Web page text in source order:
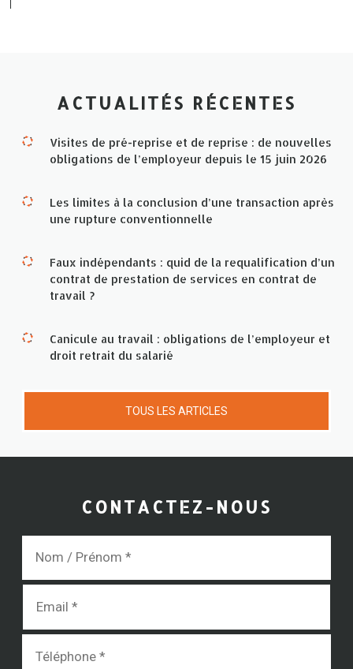
ACTUALITÉS RÉCENTES
Visites de pré-reprise et de reprise : de nouvelles
obligations de l’employeur depuis le 15 juin 2026
Les limites à la conclusion d’une transaction après
une rupture conventionnelle
Faux indépendants : quid de la requalification d’un
contrat de prestation de services en contrat de
travail ?
Canicule au travail : obligations de l’employeur et
droit retrait du salarié
TOUS LES ARTICLES
CONTACTEZ-NOUS